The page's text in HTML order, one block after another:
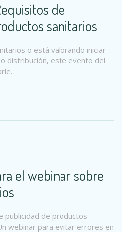
de
sanitarios
o está valorando iniciar
distribución, este evento del
el webinar sobre
publicidad de productos
webinar para evitar errores en